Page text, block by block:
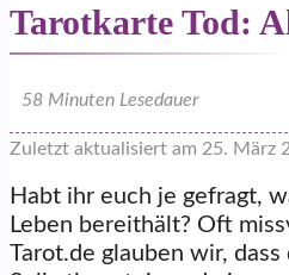
Tarotkarte Tod:
58 Minuten Lesedauer
Zuletzt aktualisiert am 25. März
Habt ihr euch je gefragt,
Leben bereithält? Oft
Tarot.de glauben wir,